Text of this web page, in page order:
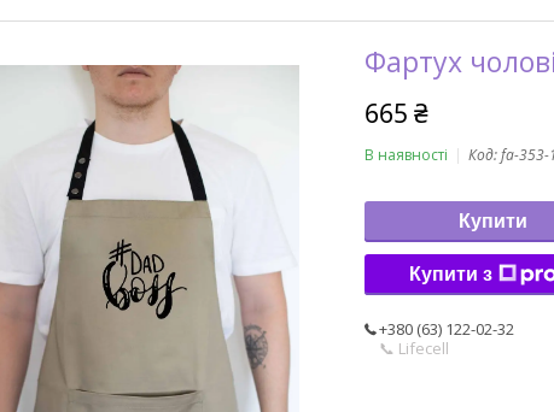
Фартух
665 ₴
В наявності Код:fa-353-
Купити
Купити з
+380 (63) 122-02-32
📞 Lifecell